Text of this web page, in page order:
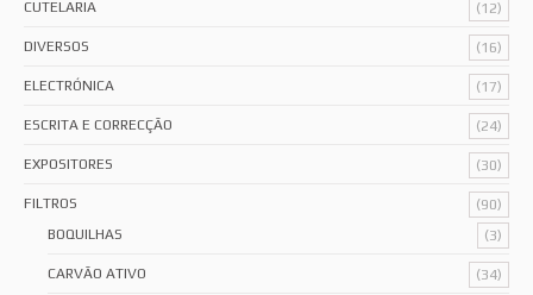
CUTELARIA (12)
DIVERSOS (16)
ELECTRÓNICA (17)
ESCRITA E CORRECÇÃO (24)
EXPOSITORES (30)
FILTROS
(90)
BOQUILHAS
(3)
CARVÃO ATIVO (34)